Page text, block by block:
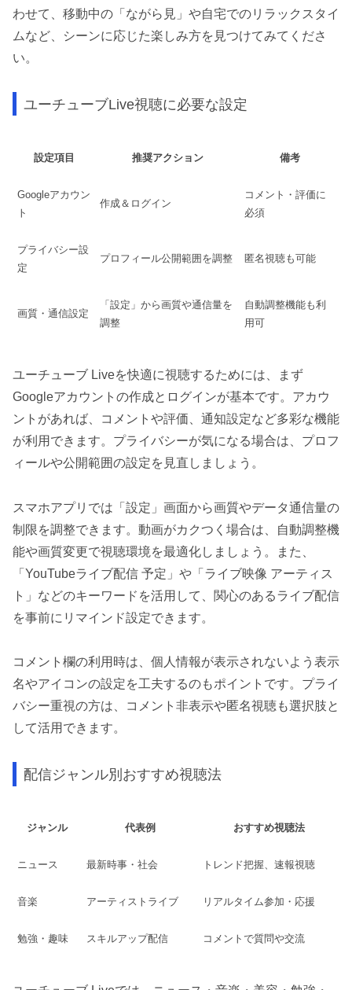
わせて、移動中の「ながら見」や自宅でのリラックスタイ
ムなど、シーンに応じた楽しみ方を見つけてみてくださ
い。
ユーチューブLive視聴に必要な設定
設定項目 推奨アクション 備考
Googleアカウン
ト
作成＆ログイン
コメント・評価に
必須
プライバシー設
定
プロフィール公開範囲を調整 匿名視聴も可能
画質・通信設定
「設定」から画質や通信量を
調整
自動調整機能も利
用可
ユーチューブ Liveを快適に視聴するためには、まず
Googleアカウントの作成とログインが基本です。アカウ
ントがあれば、コメントや評価、通知設定など多彩な機能
が利用できます。プライバシーが気になる場合は、プロフ
ィールや公開範囲の設定を見直しましょう。
スマホアプリでは「設定」画面から画質やデータ通信量の
制限を調整できます。動画がカクつく場合は、自動調整機
能や画質変更で視聴環境を最適化しましょう。また、
「YouTubeライブ配信 予定」や「ライブ映像 アーティス
ト」などのキーワードを活用して、関心のあるライブ配信
を事前にリマインド設定できます。
コメント欄の利用時は、個人情報が表示されないよう表示
名やアイコンの設定を工夫するのもポイントです。プライ
バシー重視の方は、コメント非表示や匿名視聴も選択肢と
して活用できます。
配信ジャンル別おすすめ視聴法
ジャンル 代表例 おすすめ視聴法
ニュース 最新時事・社会 トレンド把握、速報視聴
音楽 アーティストライブ リアルタイム参加・応援
勉強・趣味 スキルアップ配信 コメントで質問や交流